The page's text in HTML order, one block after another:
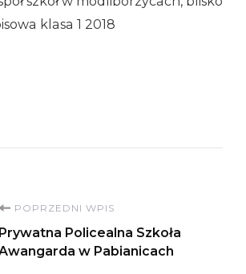
klasa 1 2018
POPRZEDNI WPIS
Prywatna Policealna Szkoła
w Pabianicach